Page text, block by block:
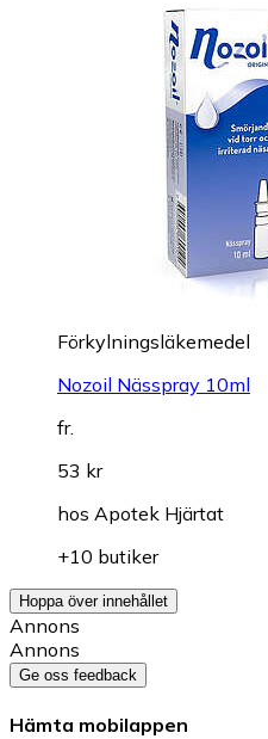
Förkylningsläkemedel
Nozoil Nässpray 10ml
fr.
53 kr
hos Apotek Hjärtat
+10 butiker
Hoppa över innehållet
Annons
Annons
Ge oss feedback
Hämta mobilappen